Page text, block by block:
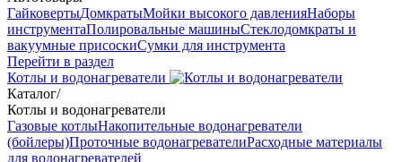
ГайковертыДомкратыМойки высокого давленияНаборы
инструментаПолировальные машиныСтеклодомкраты и
вакуумные присоскиСумки для инструмента
Перейти в раздел
Котлы и водонагреватели
Каталог/
Котлы и водонагреватели
Газовые котлыНакопительные водонагреватели
(бойлеры)Проточные водонагревателиРасходные материалы
для водонагревателей